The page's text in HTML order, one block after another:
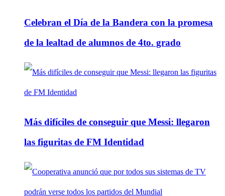
Celebran el Día de la Bandera con la promesa
de la lealtad de alumnos de 4to. grado
Más difíciles de conseguir que Messi: llegaron
las figuritas de FM Identidad